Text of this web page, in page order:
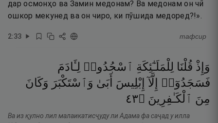
дар осмонҳо ва Замин медонам? Ва медонам он чӣ
ошкор мекунед ва он чиро, ки пӯшида медоред?!».
2:33 тафсир
وَإِذْ قُلْنَا لِلْمَلَـٰٓئِكَةِ ٱسْجُدُوا۟ لِـَٔادَمَ
فَسَجَدُوٓا۟
إِلَّآ إِبْلِيسَ أَبَىٰ وَٱسْتَكْبَرَ وَكَانَ
مِنَ ٱلْكَـٰفِرِينَ ۝٣٤
Ва из қулно лил малаикатисҷуду ли Адама фа саҷад у илла